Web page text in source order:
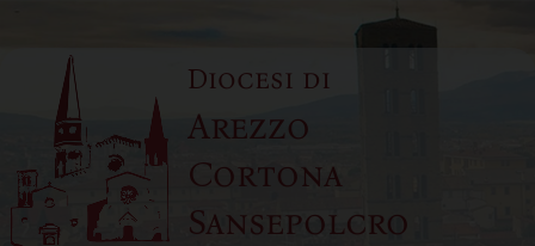
content
Diocesi di
Arezzo
Cortona
Sansepolcro